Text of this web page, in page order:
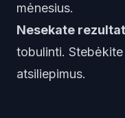
mėnesius.
Nesekate
tobulinti.
atsiliepimus.